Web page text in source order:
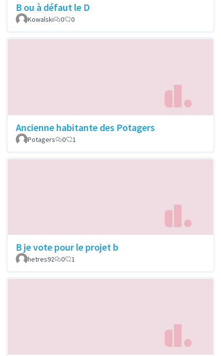
B ou à défaut le D
Kowalski 0 0
Ancienne habitante des Potagers
Potagers 0 1
B je vote pour le projet b
hetres92 0 1